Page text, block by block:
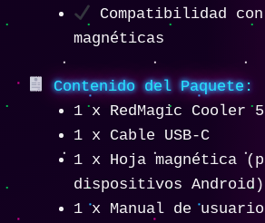
Compatibilidad
magnéticas
Contenido del Paquete:
1 x RedMagic Cooler
1 x Cable USB-C
1 x Hoja magnética
dispositivos Android)
1 x Manual de usuario